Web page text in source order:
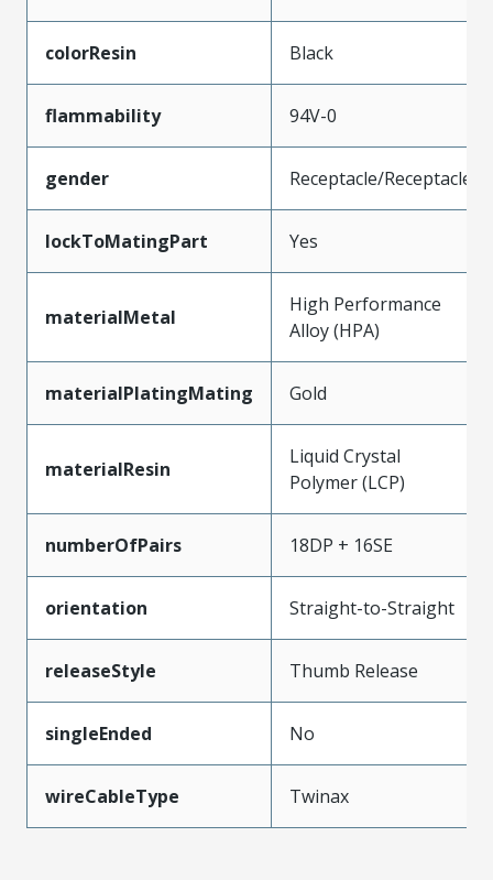
colorResin Black
flammability 94V-0
gender Receptacle/Receptacle
lockToMatingPart Yes
materialMetal
High Performance
Alloy (HPA)
materialPlatingMating Gold
materialResin
Liquid Crystal
Polymer (LCP)
numberOfPairs 18DP + 16SE
orientation Straight-to-Straight
releaseStyle Thumb Release
singleEnded No
wireCableType Twinax